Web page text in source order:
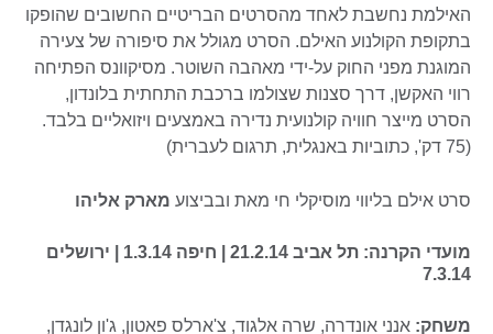
האילמת נחשבת לאחד מהסרטים הבריטיים החשובים שהופקו
בתקופת הקולנוע האילם. הסרט מגולל את סיפורה של צעירה
המוגנת מפני החוק על-ידי מאהבה השוטר. מסיקוונס הפתיחה
רווי האקשן, דרך סצנות שצולמו ברכבת התחתית בלונדון,
הסרט מייצר חוויה קולנועית נדירה באמצעים ויזואליים בלבד.
(75 דק', כתוביות באנגלית, תרגום לעברית)
סרט אילם בליווי מוסיקלי חי מאת ובביצוע מארק אליהו
מועדי הקרנה:
תל אביב 21.2.14 | חיפה 1.3.14 | ירושלים
7.3.14
משחק: אנני אונדרה, שרה אלגוד, צ'ארלס פאטון, ג'ון לונגדן,